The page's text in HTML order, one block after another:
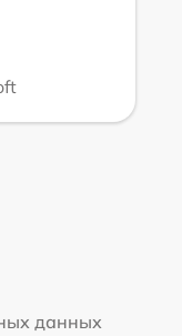
данных